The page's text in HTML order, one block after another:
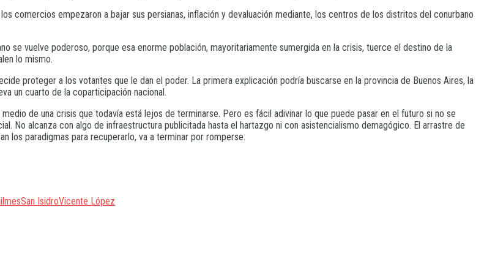
comercios empezaron a bajar sus persianas, inflación y devaluación mediante, los centros de los distritos del conurbano
se vuelve poderoso, porque esa enorme población, mayoritariamente sumergida en la crisis, tuerce el destino de la
lo mismo.
proteger a los votantes que le dan el poder. La primera explicación podría buscarse en la provincia de Buenos Aires, la
un cuarto de la coparticipación nacional.
de una crisis que todavía está lejos de terminarse. Pero es fácil adivinar lo que puede pasar en el futuro si no se
No alcanza con algo de infraestructura publicitada hasta el hartazgo ni con asistencialismo demagógico. El arrastre de
los paradigmas para recuperarlo, va a terminar por romperse.
San IsidroVicente López